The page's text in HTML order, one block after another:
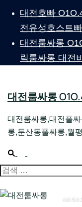
대전호빠
전유성호스트빠
대전룸싸롱
릭룸싸롱 대전
대전룸싸롱
대전룸싸롱,대전풀
롱,둔산동풀싸롱,월
Search
menu
검
대전룸싸
예